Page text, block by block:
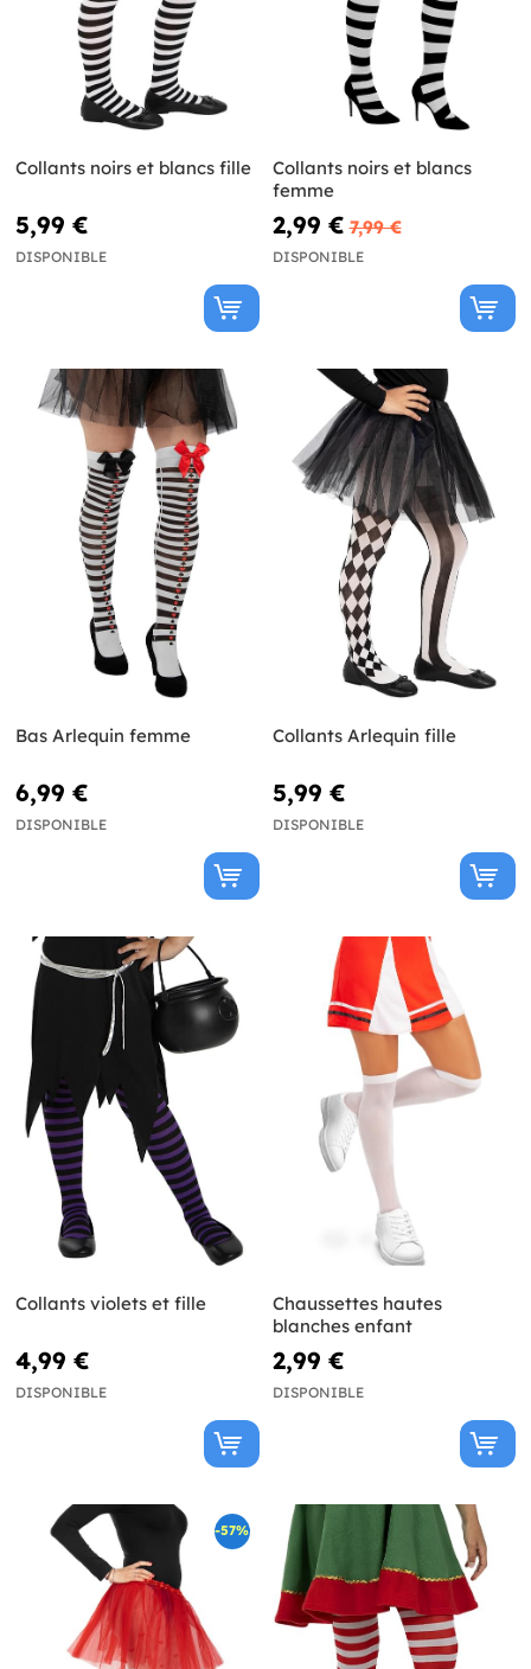
Collants noirs et blancs fille
5,99 €
DISPONIBLE
Collants noirs et blancs
femme
2,99 € 7,99 €
DISPONIBLE
Bas Arlequin femme
6,99 €
DISPONIBLE
Collants Arlequin fille
5,99 €
DISPONIBLE
Collants violets et fille
4,99 €
DISPONIBLE
Chaussettes hautes
blanches enfant
2,99 €
DISPONIBLE
-57%